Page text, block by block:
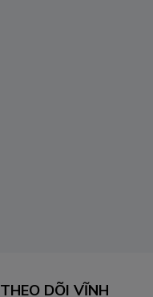
THEO DÕI VĨNH